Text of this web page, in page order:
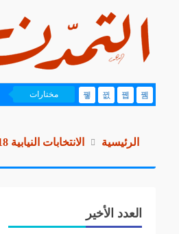
مختارات
الرئيسية الانتخابات النيابية 2018
العدد الأخير